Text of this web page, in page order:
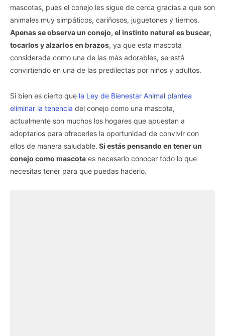
mascotas, pues el conejo les sigue de cerca gracias a que son
animales muy simpáticos, cariñosos, juguetones y tiernos.
Apenas se observa un conejo, el instinto natural es buscar,
tocarlos y alzarlos en brazos, ya que esta mascota
considerada como una de las más adorables, se está
convirtiendo en una de las predilectas por niños y adultos.
Si bien es cierto que la Ley de Bienestar Animal plantea
eliminar la tenencia del conejo como una mascota,
actualmente son muchos los hogares que apuestan a
adoptarlos para ofrecerles la oportunidad de convivir con
ellos de manera saludable. Si estás pensando en tener un
conejo como mascota es necesario conocer todo lo que
necesitas tener para que puedas hacerlo.